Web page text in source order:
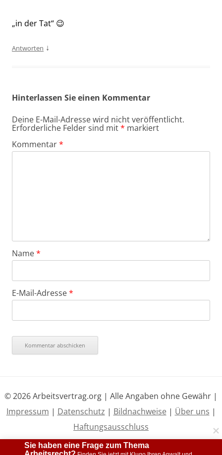
„in der Tat“ 😉
Antworten ↓
Hinterlassen Sie einen Kommentar
Deine E-Mail-Adresse wird nicht veröffentlicht.
Erforderliche Felder sind mit* markiert
Kommentar*
Name*
E-Mail-Adresse*
© 2026 Arbeitsvertrag.org | Alle Angaben ohne Gewähr |
Impressum | Datenschutz | Bildnachweise | Über uns |
Haftungsausschluss
Sie haben eine Frage zum Thema